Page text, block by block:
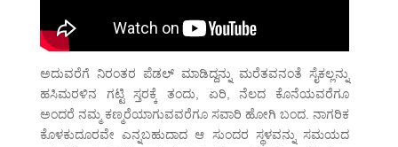
ಅದುವರೆಗೆ ನಿರಂತರ ಪೆಡಲ್ ಮಾಡಿದ್ದನ್ನು ಮರೆತವನಂತೆ ಸೈಕಲ್ಲನ್ನು
ಹಸಿಮರಳಿನ ಗಟ್ಟಿ ಸ್ತರಕ್ಕೆ ತಂದು, ಏರಿ, ನೆಲದ ಕೊನೆಯವರೆಗೂ
ಅಂದರೆ ನಮ್ಮ ಕಣ್ಮರೆಯಾಗುವವರೆಗೂ ಸವಾರಿ ಹೋಗಿ ಬಂದ. ನಾಗರಿಕ
ಕೊಳಕುದೂರವೇ ಎನ್ನಬಹುದಾದ ಆ ಸುಂದರ ಸ್ಥಳವನ್ನು ಸಮಯದ